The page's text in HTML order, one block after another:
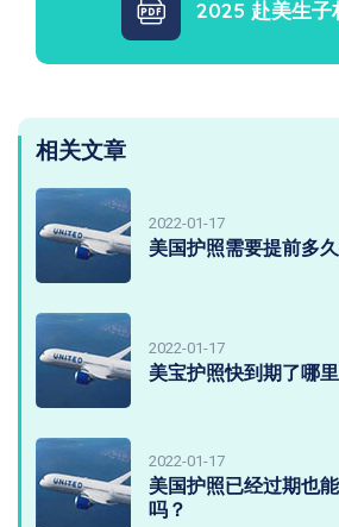
2025 赴美生子
相关文章
2022-01-17
美国护照需要提前多
2022-01-17
美宝护照快到期了哪
2022-01-17
美国护照已经过期也
吗？